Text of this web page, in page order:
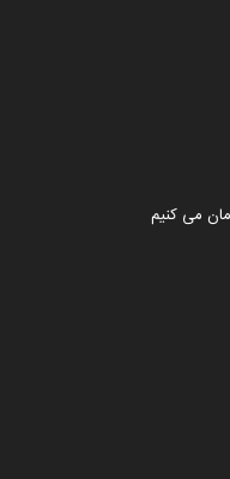
می کنیم